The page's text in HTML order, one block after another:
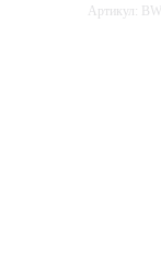
Артикул: